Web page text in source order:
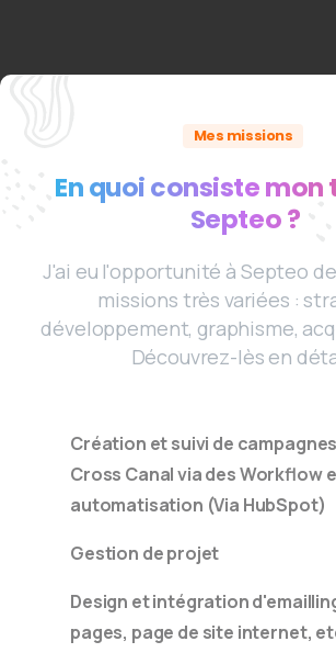
Mes missions
En quoi consiste
Septeo ?
J'ai eu l'opportunité à Septeo
missions très variées :
développement, graphisme,
Découvrez-lès en
Création et suivi de
Cross Canal via des Workflow
automatisation (Via HubSpot)
Gestion de projet
Design et intégration
pages, page de site internet,